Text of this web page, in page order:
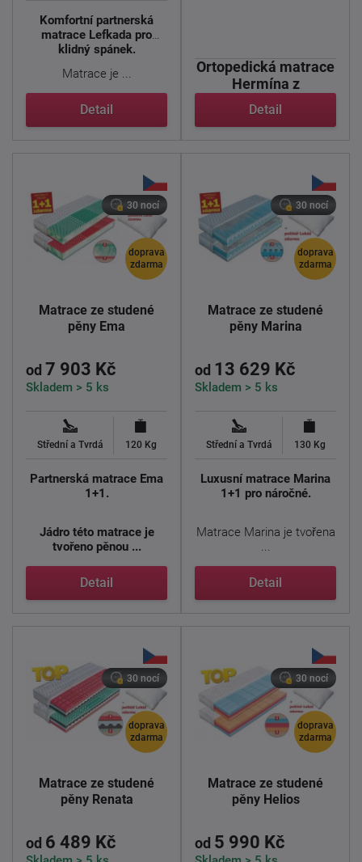
Komfortní partnerská
matrace Lefkada pro
klidný spánek.
Matrace je ...
Detail
Ortopedická matrace
Hermína z
nizozemské pěny.
Harmonická souhra ...
Detail
doprava
zdarma
30 nocí
Matrace ze studené
pěny Ema
od 7 903 Kč
Skladem > 5 ks
Střední a Tvrdá 120 Kg
Partnerská matrace Ema
1+1.
Jádro této matrace je
tvořeno pěnou ...
Detail
doprava
zdarma
30 nocí
Matrace ze studené
pěny Marina
od 13 629 Kč
Skladem > 5 ks
Střední a Tvrdá 130 Kg
Luxusní matrace Marina
1+1 pro náročné.
Matrace Marina je tvořena
...
Detail
doprava
zdarma
30 nocí
Matrace ze studené
pěny Renata
od 6 489 Kč
doprava
zdarma
30 nocí
Matrace ze studené
pěny Helios
od 5 990 Kč